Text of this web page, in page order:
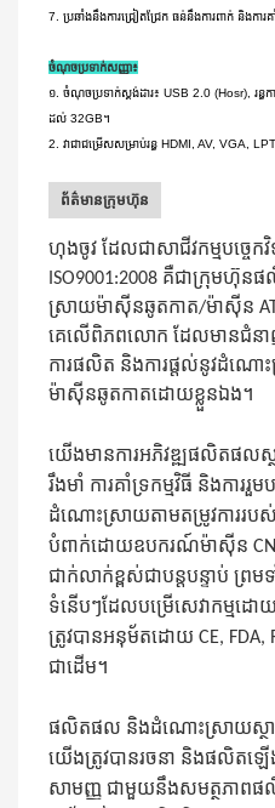
7. ប្រឆាំងនឹងការជ្រៀតជ្រែក ធន់នឹងការពាក់ និងការ
ចំណុចប្រទាក់សញ្ញា៖
១. ចំណុចប្រទាក់ស្តង់ដារ៖ USB 2.0 (Hosr), រន្ធ
ដល់ 32GB។
2. វាជាជម្រើសសម្រាប់រន្ធ HDMI, AV, VGA,
ព័ត៌មានក្រុមហ៊ុន
ហុងចូវ ដែលជាសាជីវកម្មបច្ចេក
ISO9001:2008 គឺជាក្រុមហ៊ុន
ស្រាយម៉ាស៊ីនឆូតកាត/ម៉ាស៊ីន
គេលើពិភពលោក ដែលមានជំនាញក្
ការផលិត និងការផ្តល់នូវដំណ
ម៉ាស៊ីនឆូតកាតដោយខ្លួនឯង។
យើងមានការអភិវឌ្ឍផលិតផលស្
រឹងមាំ ការគាំទ្រកម្មវិធី និងការ
ដំណោះស្រាយតាមតម្រូវការរប
បំពាក់ដោយឧបករណ៍ម៉ាស៊ីន
ជាក់លាក់ខ្ពស់ជាបន្តបន្ទាប់ ព្រម
ទំនើបៗដែលបម្រើសេវាកម្ម
ត្រូវបានអនុម័តដោយ CE, FDA,
ជាដើម។
ផលិតផល និងដំណោះស្រាយស្ថា
យើងត្រូវបានរចនា និងផលិតឡើ
សាមញ្ញ ជាមួយនឹងសមត្ថភាពផលិ